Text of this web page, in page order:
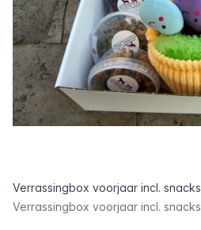
Verrassingbox voorjaar incl. snacks
Verrassingbox voorjaar incl. snacks